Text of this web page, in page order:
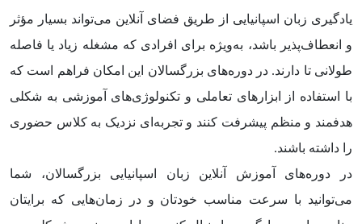
یادگیری زبان اسپانیایی از طریق فضای آنلاین می‌تواند بسیار مؤثر
و انعطاف‌پذیر باشد، به‌ویژه برای افرادی که مشغله زیاد یا فاصله
طولانی تا دارند. در دوره‌های بزرگسالان این امکان فراهم است که
با استفاده از ابزارهای تعاملی و تکنولوژی‌های آموزشی به شکلی
هدفمند و منظم پیشرفت کنند و تجربه‌ای نزدیک به کلاس حضوری
را داشته باشند.
در دوره‌های آموزش آنلاین زبان اسپانیایی بزرگسالان، شما
می‌توانید با سرعت مناسب خودتان و در زمان‌هایی که برایتان